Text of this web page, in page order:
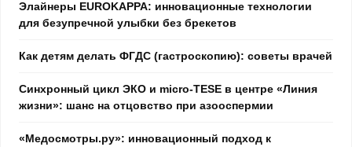
Элайнеры EUROKAPPA: инновационные технологии
для безупречной улыбки без брекетов
Как детям делать ФГДС (гастроскопию): советы врачей
Синхронный цикл ЭКО и micro-TESE в центре «Линия
жизни»: шанс на отцовство при азооспермии
«Медосмотры.ру»: инновационный подход к